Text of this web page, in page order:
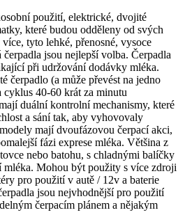
osobní použití, elektrické, dvojité
které budou odděleny od svých
tyto lehké, přenosné, vysoce
jsou nejlepší volba. Čerpadla
při udržování dodávky mléka.
čerpadlo (a může převést na jedno
cyklus 40-60 krát za minutu
duální kontrolní mechanismy, které
a sání tak, aby vyhovovaly
mají dvoufázovou čerpací akci,
fázi exprese mléka. Většina z
nebo batohu, s chladnými balíčky
mléka. Mohou být použity s více zdroji
pro použití v autě / 12v a baterie
jsou nejvhodnější pro použití
čerpacím plánem a nějakým